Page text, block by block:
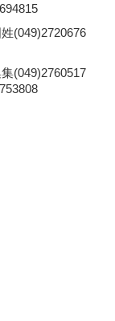
(049)2720676
(049)2760517